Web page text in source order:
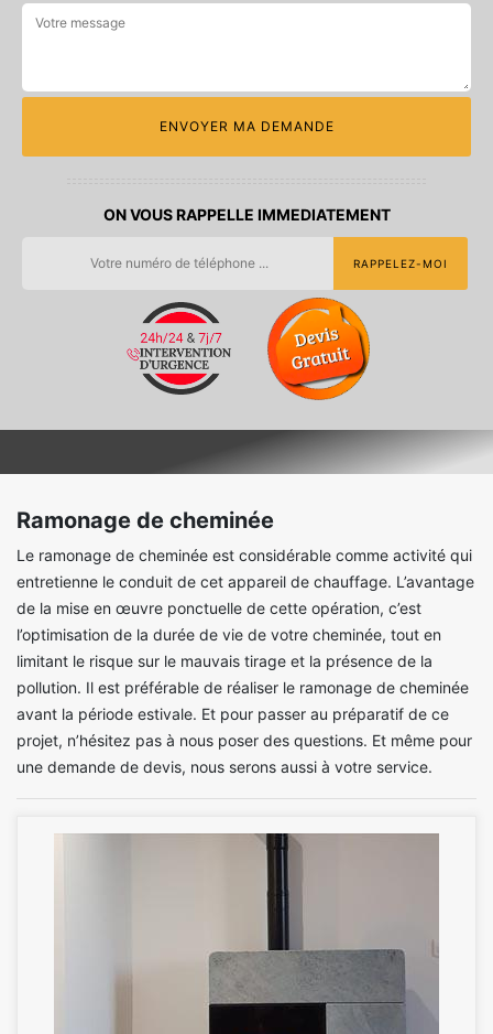
ON VOUS RAPPELLE IMMEDIATEMENT
Ramonage de cheminée
Le ramonage de cheminée est considérable comme activité qui
entretienne le conduit de cet appareil de chauffage. L’avantage
de la mise en œuvre ponctuelle de cette opération, c’est
l’optimisation de la durée de vie de votre cheminée, tout en
limitant le risque sur le mauvais tirage et la présence de la
pollution. Il est préférable de réaliser le ramonage de cheminée
avant la période estivale. Et pour passer au préparatif de ce
projet, n’hésitez pas à nous poser des questions. Et même pour
une demande de devis, nous serons aussi à votre service.